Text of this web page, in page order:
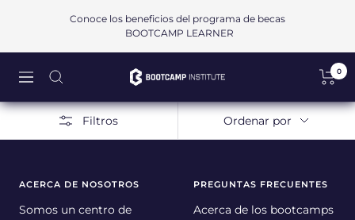
Conoce los beneficios del programa de becas
BOOTCAMP LEARNER
Navigación
Bootcamp
SAPI
0
Filtros Ordenar por
ACERCA DE NOSOTROS
Somos un centro de
PREGUNTAS FRECUENTES
Acerca de los bootcamps